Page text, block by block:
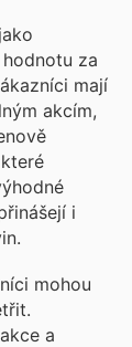
za
mají
akcím,
i
mohou
a